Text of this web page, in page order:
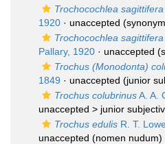
Trochocochlea
1920 · unaccepted
Trochocochlea
Pallary, 1920 · unaccepted
Trochus (Monodonta)
1849 · unaccepted (junior
Trochus colubrinusA. A.
unaccepted > junior
Trochus edulis R. T.
unaccepted (nomen nudum)